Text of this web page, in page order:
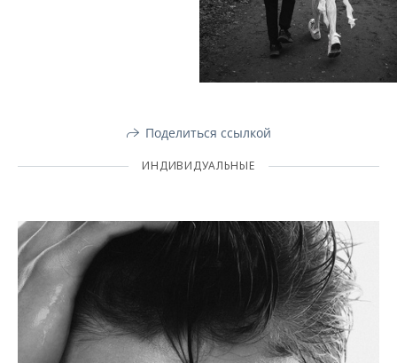
Поделиться ссылкой
ИНДИВИДУАЛЬНЫЕ